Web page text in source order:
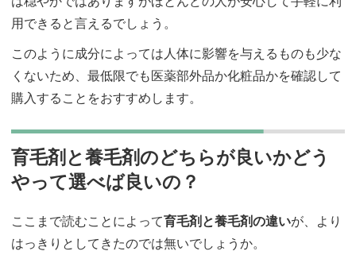
用できると言えるでしょう。
このように成分によっては人体に影響を与えるものも少な
くないため、最低限でも医薬部外品か化粧品かを確認して
購入することをおすすめします。
育毛剤と養毛剤のどちらが良いかどう
やって選べば良いの？
ここまで読むことによって育毛剤と養毛剤の違いが、より
はっきりとしてきたのでは無いでしょうか。